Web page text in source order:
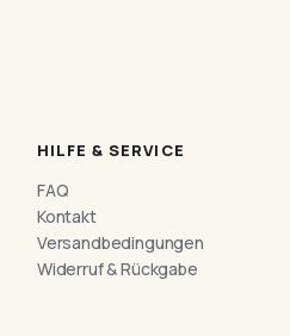
HILFE & SERVICE
FAQ
Kontakt
Versandbedingungen
Widerruf & Rückgabe